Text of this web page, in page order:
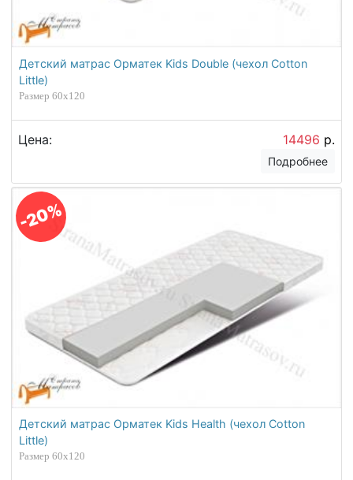
Детский матрас Орматек Kids Double (чехол Cotton
Little)
Размер 60х120
Цена: 14496 р.
Подробнее
-20%
Детский матрас Орматек Kids Health (чехол Cotton
Little)
Размер 60х120